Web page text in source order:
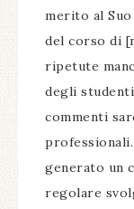
merito al
del corso di
ripetute
degli
commenti
generato un
regolare